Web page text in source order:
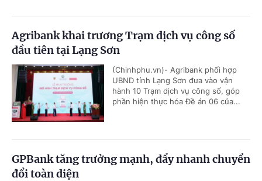
Agribank khai trương Trạm dịch vụ công số
đầu tiên tại Lạng Sơn
(Chinhphu.vn)- Agribank phối hợp
UBND tỉnh Lạng Sơn đưa vào vận
hành 10 Trạm dịch vụ công số, góp
phần hiện thực hóa Đề án 06 của...
GPBank tăng trưởng mạnh, đẩy nhanh chuyển
đổi toàn diện